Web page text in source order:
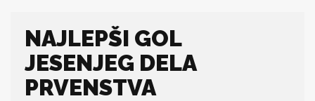
NAJLEPŠI GOL
JESENJEG DELA
PRVENSTVA